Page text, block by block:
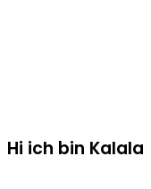
Hi ich bin Kalala